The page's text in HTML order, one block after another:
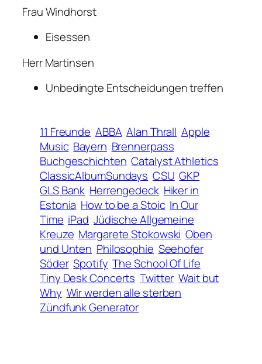
Frau Windhorst
Eisessen
Herr Martinsen
Unbedingte Entscheidungen treffen
11 Freunde ABBA Alan Thrall Apple
Music Bayern Brennerpass
Buchgeschichten Catalyst Athletics
ClassicAlbumSundays CSU GKP
GLS Bank Herrengedeck Hiker in
Estonia How to be a Stoic In Our
Time iPad Jüdische Allgemeine
Kreuze Margarete Stokowski Oben
und Unten Philosophie Seehofer
Söder Spotify The School Of Life
Tiny Desk Concerts Twitter Wait but
Why Wir werden alle sterben
Zündfunk Generator